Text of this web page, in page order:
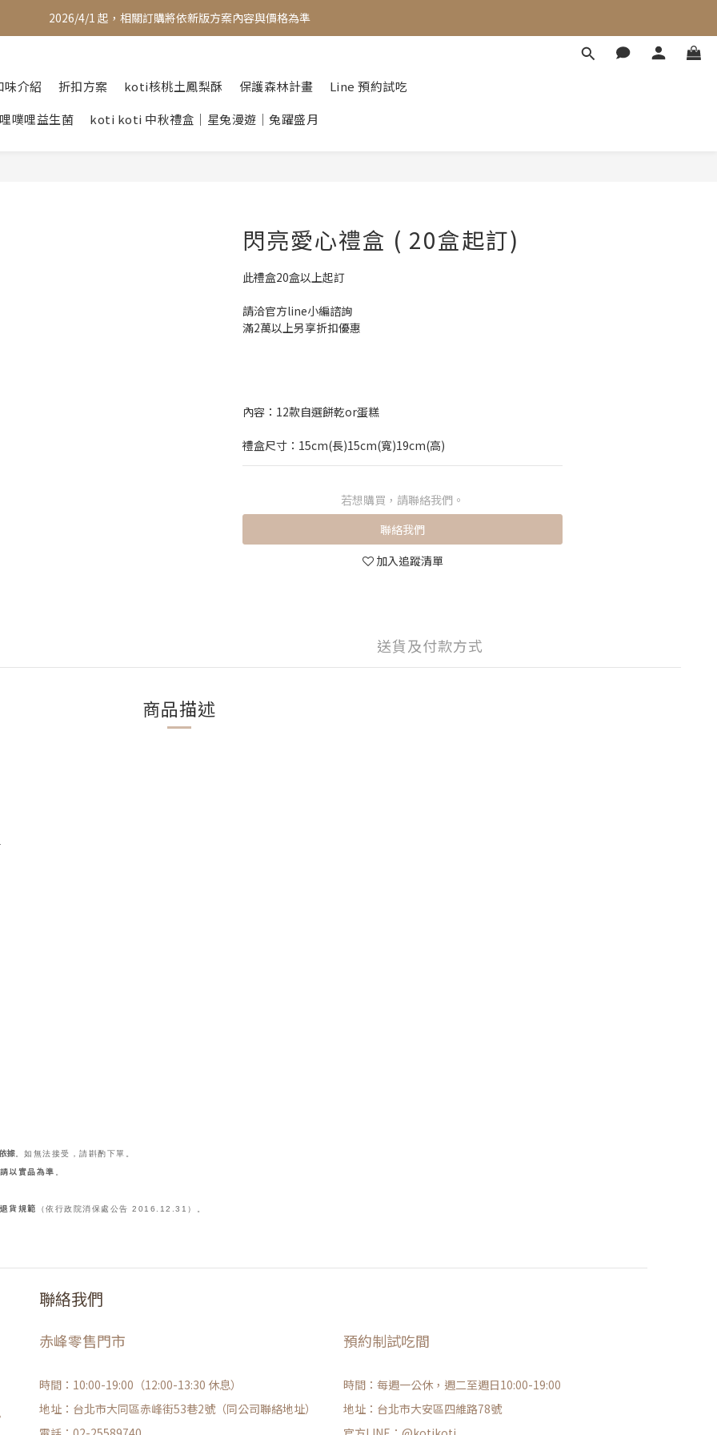
2026/4/1 起，相關訂購將依新版方案內容與價格為準
味介紹 折扣方案 koti核桃土鳳梨酥 保護森林計畫
Line 預約試吃
噗哩益生菌
koti koti 中秋禮盒｜星兔漫遊｜兔躍盛月
閃亮愛心禮盒 ( 20盒起訂)
此禮盒20盒以上起訂
請洽官方line小編諮詢
滿2萬以上另享折扣優惠
內容：12款自選餅乾or蛋糕
禮盒尺寸：15cm(長)15cm(寬)19cm(高)
若想購買，請聯絡我們。
聯絡我們
加入追蹤清單
送貨及付款方式
商品描述
據。如無法接受，請斟酌下單。
請以實品為準
貨規範 （依行政院消保處公告 2016.12.31）。
聯絡我們
赤峰零售門市
時間：10:00-19:00（12:00-13:30 休息）
地址：台北市大同區赤峰街53巷2號（同公司聯絡地址）
預約制試吃間
時間：每週一公休，週二至週日10:00-19:00
地址：台北市大安區四維路78號